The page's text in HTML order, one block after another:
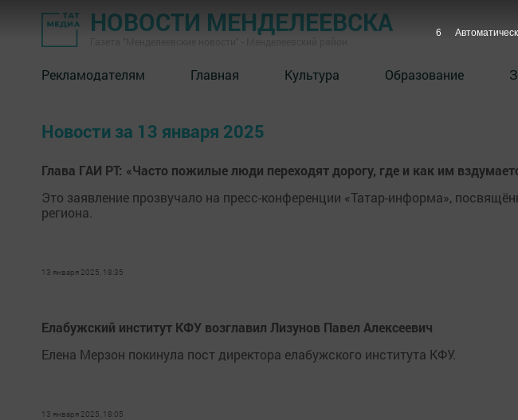
НОВОСТИ МЕНДЕЛЕЕВСКА
Рекламодателям Главная Культура Образование
Новости за 13 января 2025
Глава ГАИ РТ: «Часто пожилые люди переходят дорогу, где и как им
Это заявление прозвучало на пресс-конференции «Татар-информа»,
региона.
13 января 2025, 18:35
Елабужский институт КФУ возглавил Лизунов Павел Алексеевич
Елена Мерзон покинула пост директора елабужского института КФУ.
13 января 2025, 18:05
5